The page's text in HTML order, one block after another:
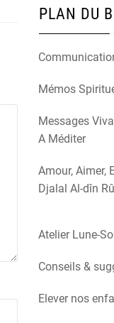
PLAN DU
Mémos
Messages
A Méditer
Amour, Aimer,
Djalal Al-dîn
Atelier Lune-
Conseils &
Elever nos